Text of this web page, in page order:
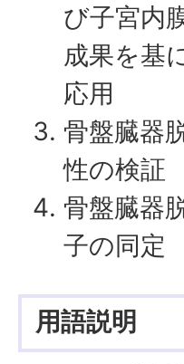
び子宮内
成果を基
応用
骨盤臓器
性の検証
骨盤臓器
子の同定
用語説明